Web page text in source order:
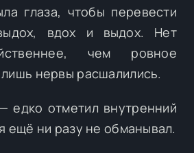
глаза, чтобы перевести
вдох и выдох. Нет
чем ровное
нервы расшалились.
едко отметил внутренний
ещё ни разу не обманывал.